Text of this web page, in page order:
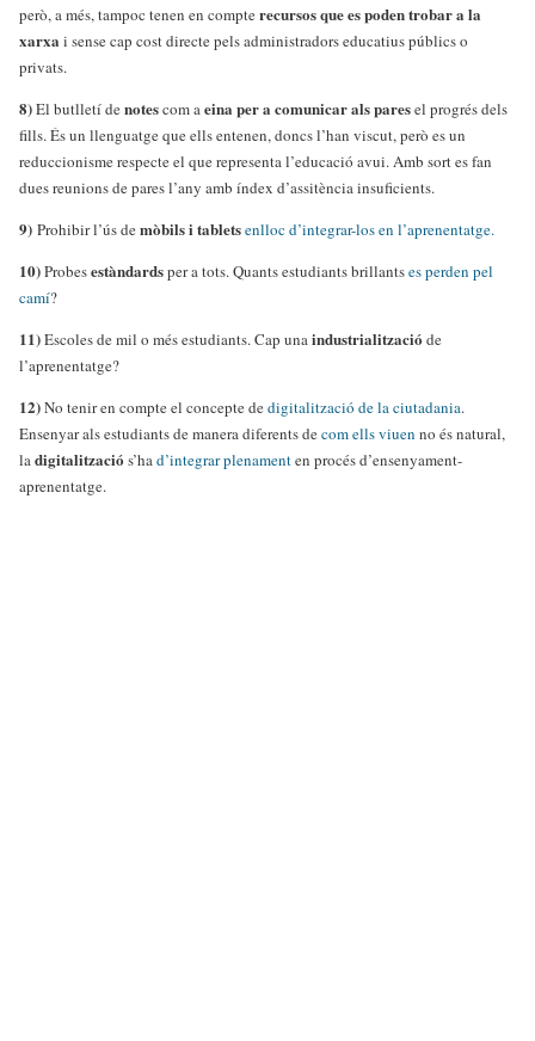
però, a més, tampoc tenen en compterecursos que es poden trobar a la
xarxa i sense cap cost directe pels administradors educatius públics o
privats.
8)El butlletí denotescom aeina per a comunicar als paresel progrés dels
fills. És un llenguatge que ells entenen, doncs l’han viscut, però es un
reduccionisme respecte el que representa l’educació avui. Amb sort es fan
dues reunions de pares l’any amb índex d’assitència insuficients.
9) Prohibir l’ús demòbils i tabletsenlloc d’integrar-los en l’aprenentatge.
10)Probesestàndardsper a tots. Quants estudiants brillantses perden pel
camí?
11)Escoles de mil o més estudiants. Cap unaindustrialització de
l’aprenentatge?
12)No tenir en compte el concepte dedigitalització de la ciutadania.
Ensenyar als estudiants de manera diferents decom ells viuen no és natural,
ladigitalització s’had’integrar plenamenten procés d’ensenyament-
aprenentatge.